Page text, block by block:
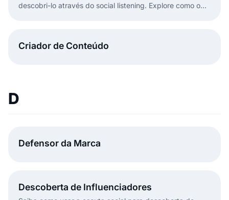
descobri-lo através do social listening. Explore como o
Criador de Conteúdo
D
Defensor da Marca
Descoberta de Influenciadores